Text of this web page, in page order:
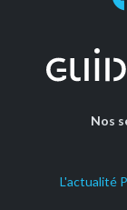
Nos
L'actualité